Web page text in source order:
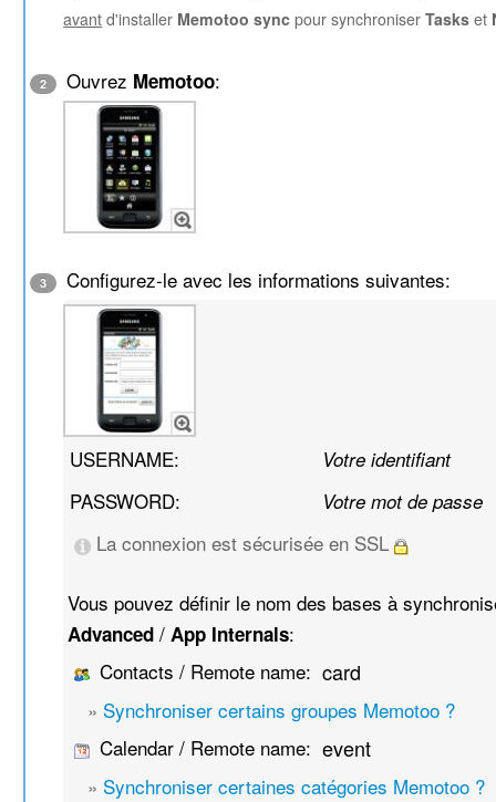
avant d'installer Memotoo sync pour synchroniserTasks et
2 Ouvrez Memotoo:
3 Configurez-le avec les informations suivantes:
USERNAME: Votre identifiant
PASSWORD: Votre mot de passe
La connexion est sécurisée en SSL
Vous pouvez définir le nom des bases à
Advanced /App Internals:
Contacts / Remote name: card
» Synchroniser certains groupes Memotoo ?
Calendar / Remote name: event
» Synchroniser certaines catégories Memotoo ?